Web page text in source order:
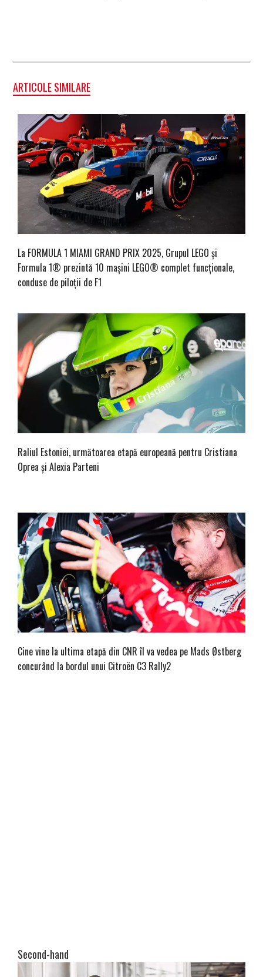
ARTICOLE SIMILARE
La FORMULA 1 MIAMI GRAND PRIX 2025, Grupul LEGO și
Formula 1® prezintă 10 mașini LEGO® complet funcționale,
conduse de piloții de F1
Raliul Estoniei, următoarea etapă europeană pentru Cristiana
Oprea și Alexia Parteni
Cine vine la ultima etapă din CNR îl va vedea pe Mads Østberg
concurând la bordul unui Citroën C3 Rally2
Second-hand